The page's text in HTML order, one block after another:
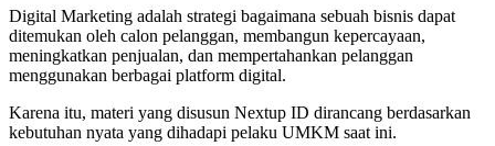
Digital Marketing adalah strategi bagaimana sebuah bisnis dapat
ditemukan oleh calon pelanggan, membangun kepercayaan,
meningkatkan penjualan, dan mempertahankan pelanggan
menggunakan berbagai platform digital.
Karena itu, materi yang disusun Nextup ID dirancang berdasarkan
kebutuhan nyata yang dihadapi pelaku UMKM saat ini.